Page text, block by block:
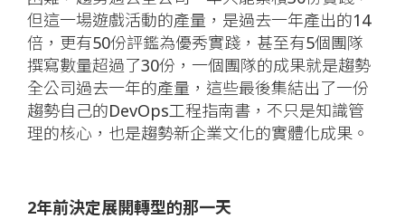
但這一場遊戲活動的產量，是過去一年產出的14
倍，更有50份評鑑為優秀實踐，甚至有5個團隊
撰寫數量超過了30份，一個團隊的成果就是趨勢
全公司過去一年的產量，這些最後集結出了一份
趨勢自己的DevOps工程指南書，不只是知識管
理的核心，也是趨勢新企業文化的實體化成果。
2年前決定展開轉型的那一天